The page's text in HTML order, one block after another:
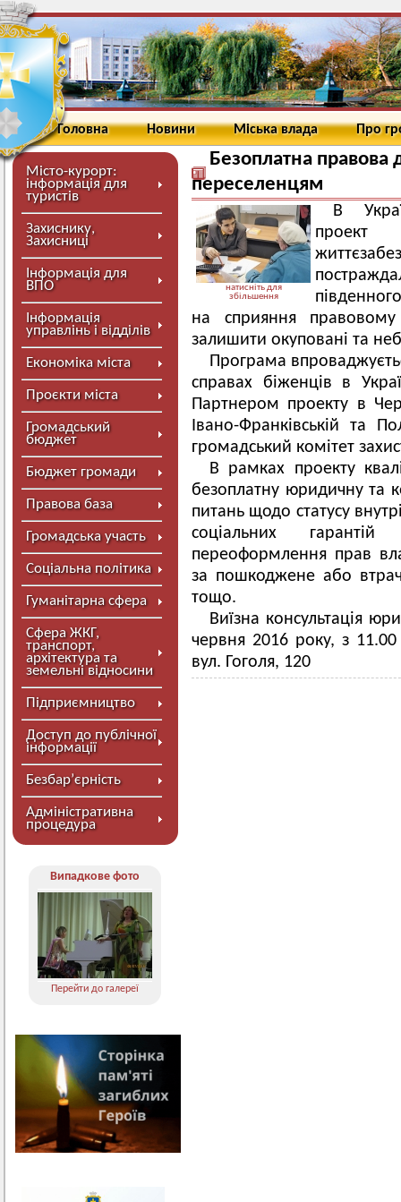
Головна Новини Міська влада Про
Місто-курорт:
інформація для
туристів
Захиснику,
Захисниці
Інформація для
ВПО
Інформація
управлінь і відділів
Економіка міста
Проєкти міста
Громадський
бюджет
Бюджет громади
Правова база
Громадська участь
Соціальна політика
Гуманітарна сфера
Сфера ЖКГ,
транспорт,
архітектура та
земельні відносини
Підприємництво
Доступ до публічної
інформації
Безбар’єрність
Адміністративна
процедура
Випадкове фото
Перейти до галереї
Безоплатна
переселенцям
натисніть для
збільшення
В
проект
на сприяння
залишити окуповані та
Програма
справах біженців в
Партнером проекту в
Івано-Франківській та
громадський комітет
В рамках проекту
безоплатну юридичну та
питань щодо статусу
соціальних
переоформлення прав
за пошкоджене або
тощо.
Виїзна консультація
червня 2016 року, з
вул. Гоголя, 120